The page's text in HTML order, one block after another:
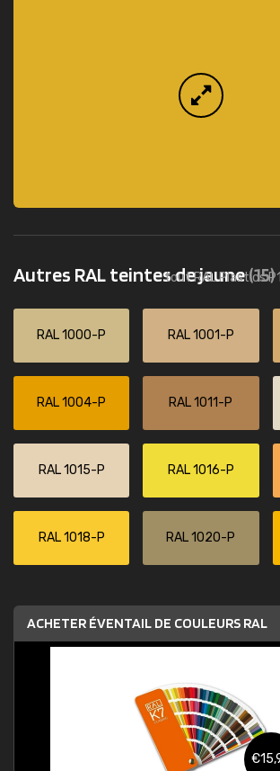
Autres RAL teintes de jaune(15)
tout RAL Plastics
RAL 1000-P RAL 1001-P
RAL 1004-P RAL 1011-P
RAL 1015-P RAL 1016-P
RAL 1018-P RAL 1020-P
ACHETER ÉVENTAIL DE COULEURS RAL